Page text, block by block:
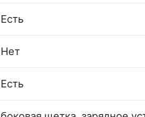
Есть
Нет
Есть